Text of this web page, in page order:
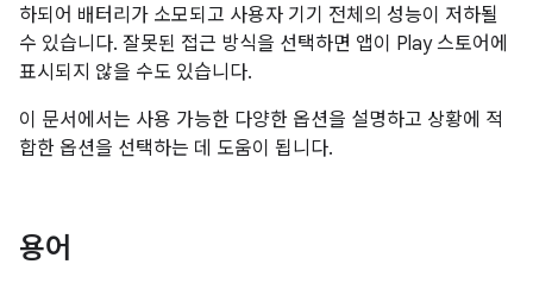
하되어 배터리가 소모되고 사용자 기기 전체의 성능이 저하될
수 있습니다. 잘못된 접근 방식을 선택하면 앱이 Play 스토어에
표시되지 않을 수도 있습니다.
이 문서에서는 사용 가능한 다양한 옵션을 설명하고 상황에 적
합한 옵션을 선택하는 데 도움이 됩니다.
용어